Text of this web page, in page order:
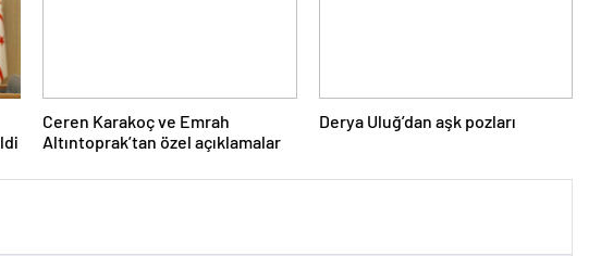
Ceren Karakoç ve Emrah
Altıntoprak’tan özel açıklamalar
Derya Uluğ’dan aşk pozları